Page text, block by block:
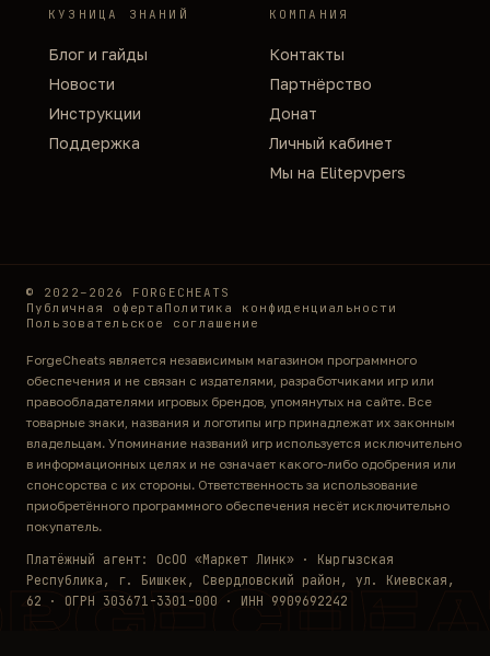
КУЗНИЦА ЗНАНИЙ
Блог и гайды
Новости
Инструкции
Поддержка
КОМПАНИЯ
Контакты
Партнёрство
Донат
Личный кабинет
Мы на Elitepvpers
© 2022–2026 FORGECHEATS
Публичная оферта Политика конфиденциальности
Пользовательское соглашение
ForgeCheats является независимым магазином программного
обеспечения и не связан с издателями, разработчиками игр или
правообладателями игровых брендов, упомянутых на сайте. Все
товарные знаки, названия и логотипы игр принадлежат их законным
владельцам. Упоминание названий игр используется исключительно
в информационных целях и не означает какого-либо одобрения или
спонсорства с их стороны. Ответственность за использование
приобретённого программного обеспечения несёт исключительно
покупатель.
Платёжный агент: ОсОО «Маркет Линк» · Кыргызская
Республика, г. Бишкек, Свердловский район, ул. Киевская,
62 · ОГРН 303671-3301-000 · ИНН 9909692242